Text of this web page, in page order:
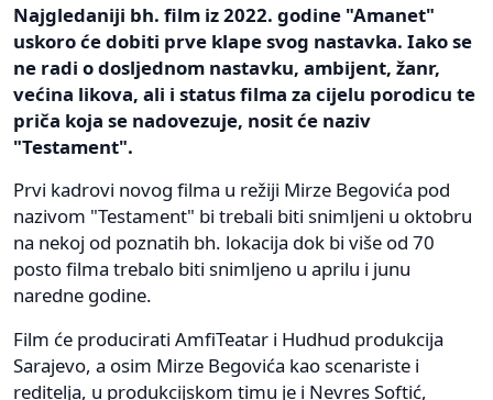
Najgledaniji bh. film iz 2022. godine "Amanet"
uskoro će dobiti prve klape svog nastavka. Iako se
ne radi o dosljednom nastavku, ambijent, žanr,
većina likova, ali i status filma za cijelu porodicu te
priča koja se nadovezuje, nosit će naziv
"Testament".
Prvi kadrovi novog filma u režiji Mirze Begovića pod
nazivom "Testament" bi trebali biti snimljeni u oktobru
na nekoj od poznatih bh. lokacija dok bi više od 70
posto filma trebalo biti snimljeno u aprilu i junu
naredne godine.
Film će producirati AmfiTeatar i Hudhud produkcija
Sarajevo, a osim Mirze Begovića kao scenariste i
reditelja, u produkcijskom timu je i Nevres Softić,